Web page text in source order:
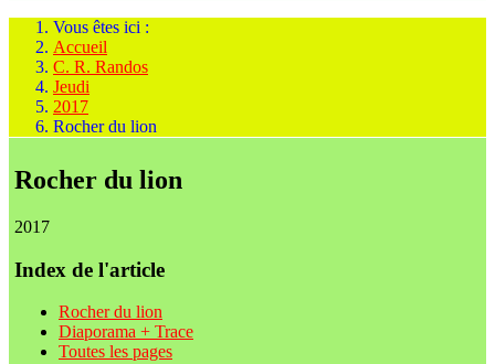
Vous êtes ici :
Accueil
C. R. Randos
Jeudi
2017
Rocher du lion
Rocher du lion
2017
Index de l'article
Rocher du lion
Diaporama + Trace
Toutes les pages